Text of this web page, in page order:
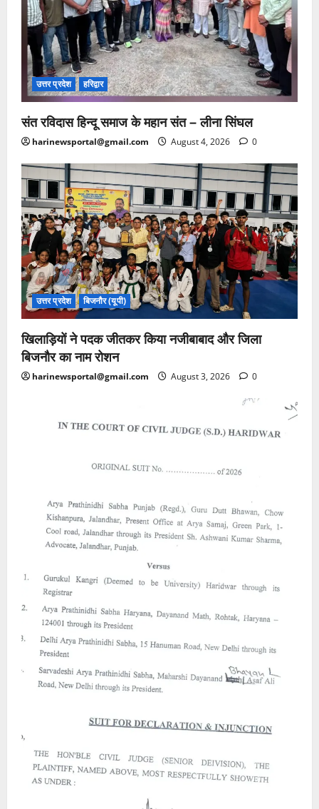
उत्तर प्रदेश हरिद्वार
संत रविदास हिन्दू समाज के महान संत – लीना सिंघल
harinewsportal@gmail.com August 4, 2026 0
उत्तर प्रदेश बिजनौर (यूपी)
खिलाड़ियों ने पदक जीतकर किया नजीबाबाद और जिला
बिजनौर का नाम रोशन
harinewsportal@gmail.com August 3, 2026 0